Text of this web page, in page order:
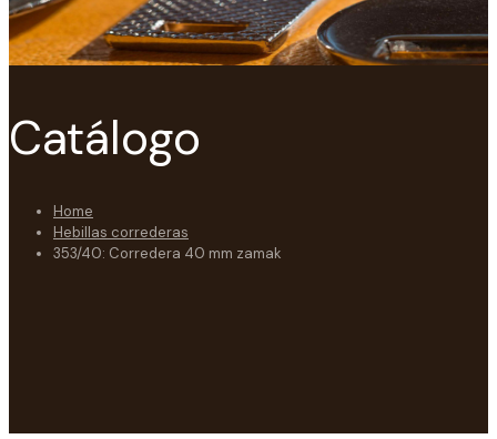
Catálogo
Home
Hebillas correderas
353/40: Corredera 40 mm zamak